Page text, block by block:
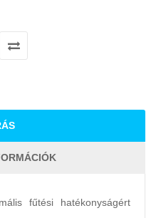
fűtési hatékonyságért